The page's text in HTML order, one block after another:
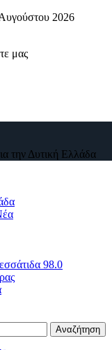
2026
μας
την Δυτική Ελλάδα
98.0
Αναζήτηση